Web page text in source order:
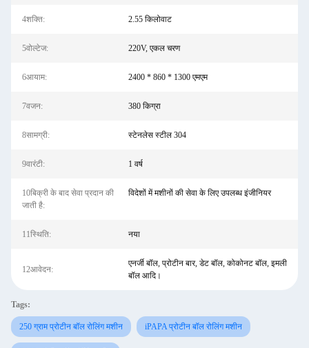
एक संदेश छोड़ें
4शक्ति: 2.55 किलोवाट
5वोल्टेज: 220V, एकल चरण
6आयाम: 2400 * 860 * 1300 एमएम
7वजन: 380 किग्रा
8सामग्री: स्टेनलेस स्टील 304
9वारंटी: 1 वर्ष
10बिक्री के बाद सेवा प्रदान की
जाती है:
विदेशों में मशीनों की सेवा के लिए उपलब्ध इंजीनियर
11स्थिति: नया
12आवेदन:
एनर्जी बॉल, प्रोटीन बार, डेट बॉल, कोकोनट बॉल, इमली
बॉल आदि।
Tags:
250 ग्राम प्रोटीन बॉल रोलिंग मशीन iPAPA प्रोटीन बॉल रोलिंग मशीन